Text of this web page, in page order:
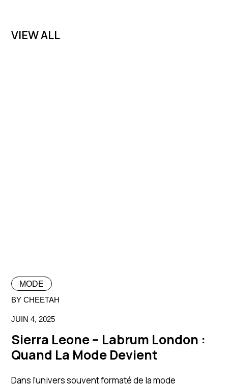
VIEW ALL
MODE
BY CHEETAH
JUIN 4, 2025
Sierra Leone – Labrum London :
Quand La Mode Devient
Dans l’univers souvent formaté de la mode